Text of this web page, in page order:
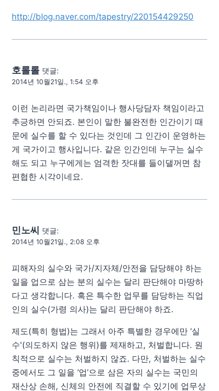
http://blog.naver.com/tapestry/220154429250
호롤롤 댓글:
2014년 10월21일., 1:54 오후
이런 논리라면 국가책임이나 행사당담자 책임이라고
추긍하면 안되죠. 본인이 말한 불완전한 인간이기 때
문에 실수를 할 수 있다는 것인데 그 인간이 운영하는
게 국가이고 행사입니다. 같은 인간인데 누구는 실수
해도 되고 누구에게는 엄격한 잣대를 들이댈꺼면 참
편협한 시각이네요.
민노씨 댓글:
2014년 10월21일., 2:08 오후
피해자의 실수와 국가/지자체/안전을 담당해야 하는
일을 업으로 삼는 분의 실수는 달리 판단해야 마땅하
다고 생각합니다. 혹은 특수한 업무를 담당하는 직업
인의 실수(가령 의사)는 달리 판단해야 하죠.
제도(특히 형법)는 그래서 아주 특별한 경우에만 ‘실
수'(의도하지 않은 행위)를 제재하고, 처벌합니다. 원
칙적으로 실수는 처벌하지 않죠. 다만, 처벌하는 실수
중에서도 그 일을 ‘업’으로 삼은 자의 실수는 국민의
재산상 손해, 신체의 안전에 직결할 수 있기에 업무상